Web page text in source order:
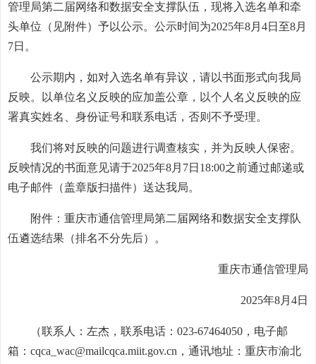
管理局第二届网络和数据安全支撑队伍，现将入选名单和牵
头单位（见附件）予以公示。公示时间为2025年8月4日至8月
7日。
公示期内，如对入选名单有异议，请以书面形式向我局
反映。以单位名义反映的应加盖公章，以个人名义反映的应
署真实姓名、身份证号和联系电话，否则不予受理。
我们将对反映的问题进行调查核实，并为反映人保密。
反映情况的书面意见请于2025年8月7日18:00之前通过邮递或
电子邮件（盖章版扫描件）送达我局。
附件：重庆市通信管理局第二届网络和数据安全支撑队
伍遴选结果（排名不分先后）。
重庆市通信管理局
2025年8月4日
（联系人：左杰，联系电话：023-67464050，电子邮
箱：cqca_wac@mailcqca.miit.gov.cn，通讯地址：重庆市渝北